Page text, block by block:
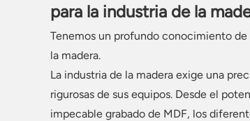
para la industria de la
Tenemos un profundo conocimiento
la madera.
La industria de la madera exige una
rigurosas de sus equipos. Desde el
impecable grabado de MDF, los